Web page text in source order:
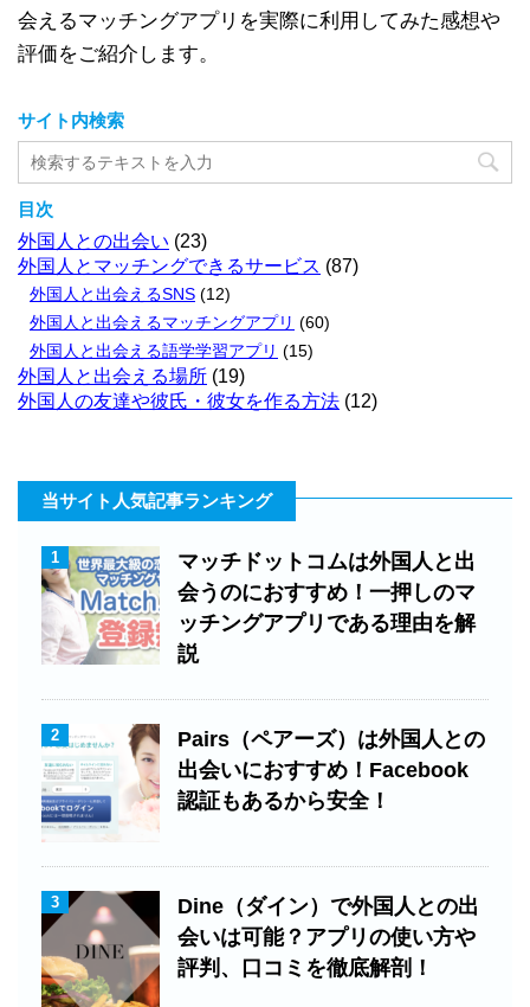
会えるマッチングアプリを実際に利用してみた感想や
評価をご紹介します。
サイト内検索
目次
外国人との出会い (23)
外国人とマッチングできるサービス (87)
外国人と出会えるSNS (12)
外国人と出会えるマッチングアプリ (60)
外国人と出会える語学学習アプリ (15)
外国人と出会える場所 (19)
外国人の友達や彼氏・彼女を作る方法 (12)
当サイト人気記事ランキング
1
マッチドットコムは外国人と出
会うのにおすすめ！一押しのマ
ッチングアプリである理由を解
説
2
Pairs（ペアーズ）は外国人との
出会いにおすすめ！Facebook
認証もあるから安全！
3
Dine（ダイン）で外国人との出
会いは可能？アプリの使い方や
評判、口コミを徹底解剖！